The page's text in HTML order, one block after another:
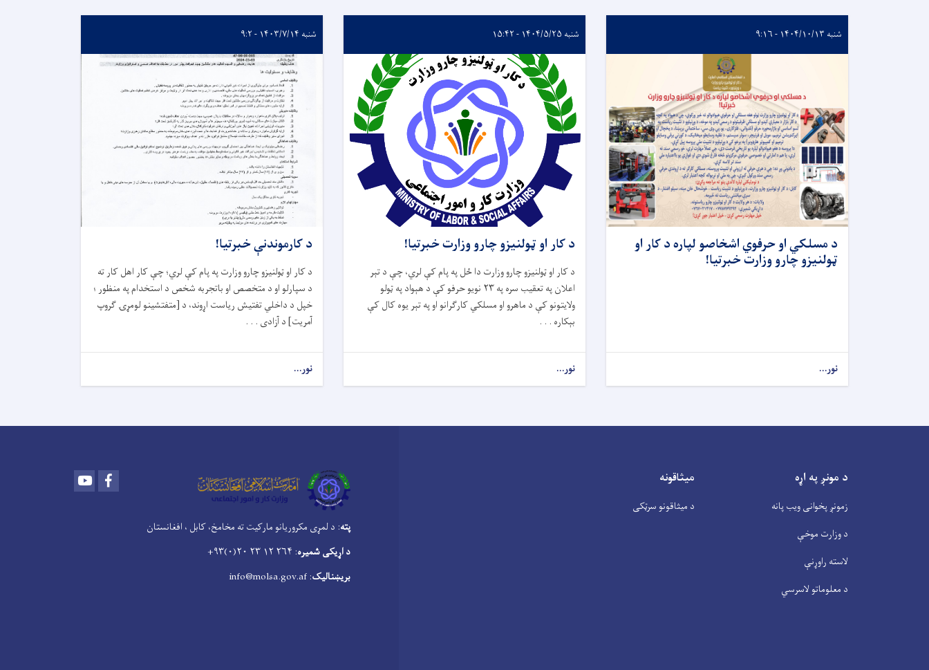
شنبه ۱۴۰۴/۱۰/۱۳ - ۹:۱۶
د مسلکي او حرفوي اشخاصو لپاره د کار او
ټولنیزو چارو وزارت خبرتیا!
نور...
شنبه ۱۴۰۴/۵/۲۵ - ۱۵:۴۲
د کار او ټولنیزو چارو وزارت خبرتیا!
د کار او ټولنیزو چارو وزارت دا ځل په پام کې لري، چې د تېر
اعلان په تعقیب سره په ۲۳ نویو حرفو کې د هېواد په ټولو
ولایتونو کې د ماهرو او مسلکي کارګرانو او په تېر یوه کال کې
بېکاره . . .
نور...
شنبه ۱۴۰۳/۷/۱۴ - ۹:۲
د کارموندنې خبرتیا!
د کار او ټولنیزو چارو وزارت په پام کې لري؛ چې کار اهل کار ته
د سپارلو او د متخصص او باتجربه شخص د استخدام په منظور ؛
خپل د داخلي تفتیش ریاست اړوند، د [متفتشینو لومړۍ ګروپ
آمریت] د آزادی . . .
نور...
د مونږ په اړه
زمونږ پخوانی ویب پانه
د وزارت موخې
لاسته راوړنې
د معلوماتو لاسرسي
میثاقونه
د میثاقونو سرټکی
Youtube
پته: د لمړی مکروریانو مارکیت ته مخامخ، کابل ، افغانستان
د اړیکی شمیره: ۲۶۴ ۱۲ ۲۳ ۲۰(۰)۹۳+
بریښنالیک: info@molsa.gov.af